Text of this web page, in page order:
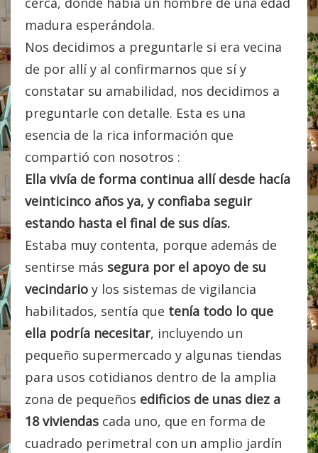
madura esperándola.
Nos decidimos a preguntarle si era vecina
de por allí y al confirmarnos que sí y
constatar su amabilidad, nos decidimos a
preguntarle con detalle. Esta es una
esencia de la rica información que
compartió con nosotros :
Ella vivía de forma continua allí desde hacía
veinticinco años ya, y confiaba seguir
estando hasta el final de sus días.
Estaba muy contenta, porque además de
sentirse más segura por el apoyo de su
vecindario y los sistemas de vigilancia
habilitados, sentía que tenía todo lo que
ella podría necesitar, incluyendo un
pequeño supermercado y algunas tiendas
para usos cotidianos dentro de la amplia
zona de pequeños edificios de unas diez a
18 viviendas cada uno, que en forma de
cuadrado perimetral con un amplio jardín